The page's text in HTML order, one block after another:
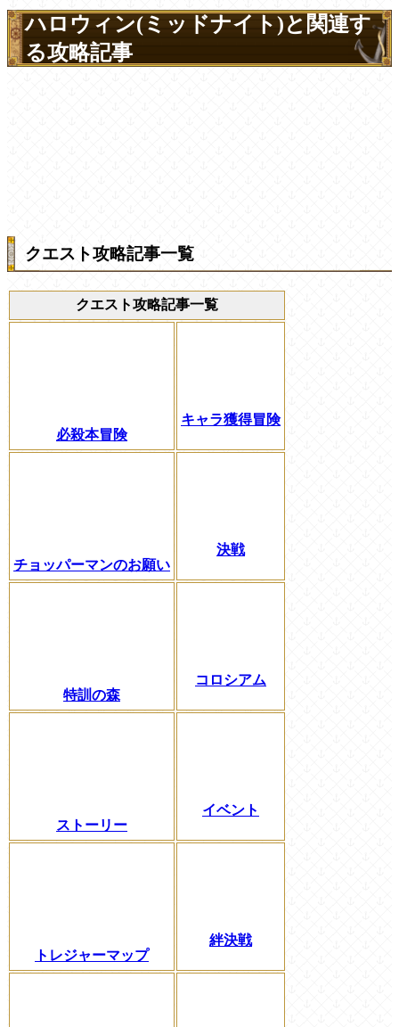
ハロウィン(ミッドナイト)と関連す
る攻略記事
クエスト攻略記事一覧
クエスト攻略記事一覧
必殺本冒険
キャラ獲得冒険
チョッパーマンのお願い
決戦
特訓の森
コロシアム
ストーリー
イベント
トレジャーマップ
絆決戦